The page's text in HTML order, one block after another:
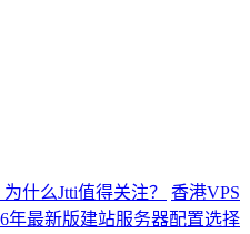
什么Jtti值得关注？
香港VPS
年最新版建站服务器配置选择